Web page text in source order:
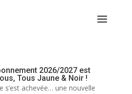
2026/2027 est
Tous Jaune & Noir !
s’est achevée… une nouvelle